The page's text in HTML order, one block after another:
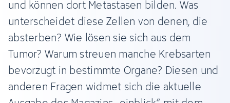
und können dort Metastasen bilden. Was
unterscheidet diese Zellen von denen, die
absterben? Wie lösen sie sich aus dem
Tumor? Warum streuen manche Krebsarten
bevorzugt in bestimmte Organe? Diesen und
anderen Fragen widmet sich die aktuelle